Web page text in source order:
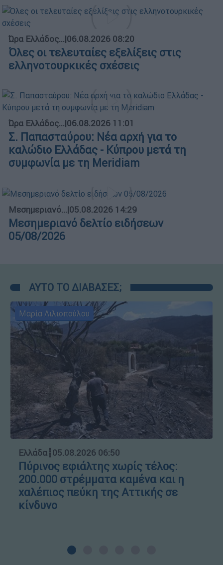
Ώρα Ελλάδος...|06.08.2026 08:20
Όλες οι τελευταίες εξελίξεις στις
ελληνοτουρκικές σχέσεις
Ώρα Ελλάδος...|06.08.2026 11:01
Σ. Παπασταύρου: Νέα αρχή για το
καλώδιο Ελλάδας - Κύπρου μετά τη
συμφωνία με τη Meridiam
Μεσημεριανό...|05.08.2026 14:29
Μεσημεριανό δελτίο ειδήσεων
05/08/2026
ΑΥΤΟ ΤΟ ΔΙΑΒΑΣΕΣ;
Μαρία Λιλιοπούλου
Ελλάδα┋05.08.2026 06:50
Πύρινος εφιάλτης χωρίς τέλος:
200.000 στρέμματα καμένα και η
χαλέπιος πεύκη της Αττικής σε
κίνδυνο